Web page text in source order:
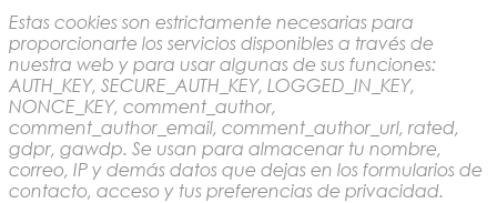
Estas cookies son estrictamente necesarias para
proporcionarte los servicios disponibles a través de
nuestra web y para usar algunas de sus funciones:
AUTH_KEY, SECURE_AUTH_KEY, LOGGED_IN_KEY,
NONCE_KEY, comment_author,
comment_author_email, comment_author_url, rated,
gdpr, gawdp. Se usan para almacenar tu nombre,
correo, IP y demás datos que dejas en los formularios de
contacto, acceso y tus preferencias de privacidad.